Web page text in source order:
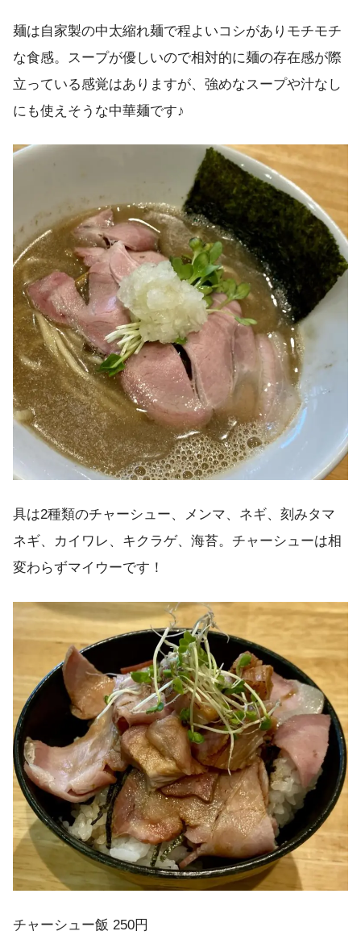
麺は自家製の中太縮れ麺で程よいコシがありモチモチ
な食感。スープが優しいので相対的に麺の存在感が際
立っている感覚はありますが、強めなスープや汁なし
にも使えそうな中華麺です♪
具は2種類のチャーシュー、メンマ、ネギ、刻みタマ
ネギ、カイワレ、キクラゲ、海苔。チャーシューは相
変わらずマイウーです！
チャーシュー飯 250円